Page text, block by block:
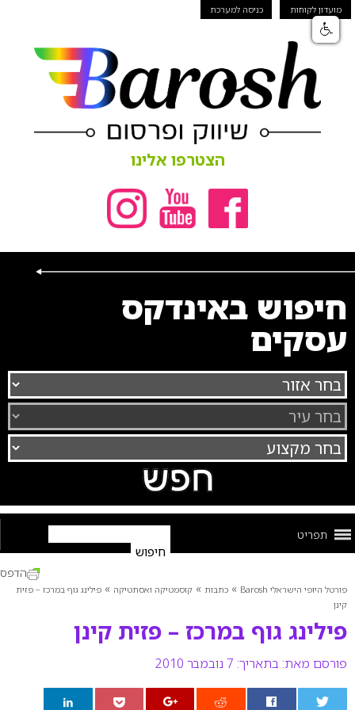
מועדון לקוחות כניסה למערכת
הצטרפו אלינו
חיפוש באינדקס
עסקים
תפריט
פורטל היופי הישראלי Barosh » כתבות » קוסמטיקה ואסתטיקה » פילינג גוף במרכז – פזית
קינן
פילינג גוף במרכז – פזית קינן
פורסם מאת: בתאריך: 7 נובמבר 2010
הדפס